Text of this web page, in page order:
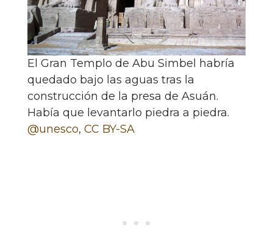
El Gran Templo de Abu Simbel habría
quedado bajo las aguas tras la
construcción de la presa de Asuán.
Había que levantarlo piedra a piedra.
@unesco, CC BY-SA